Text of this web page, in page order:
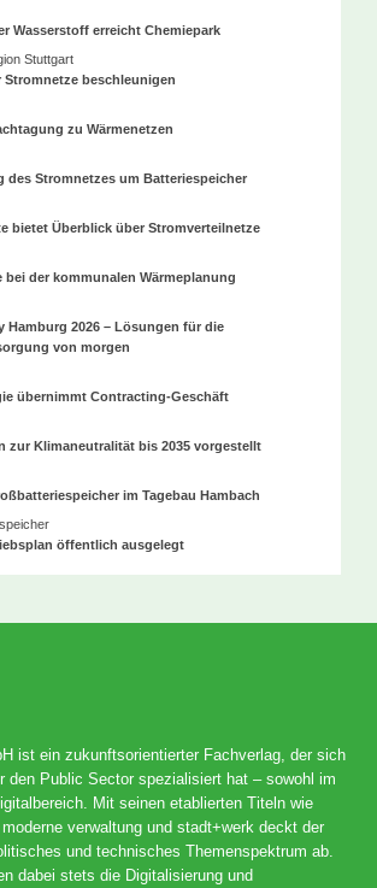
Wasserstoff erreicht Chemiepark
Stuttgart
Stromnetze beschleunigen
zu Wärmenetzen
des Stromnetzes um Batteriespeicher
bietet Überblick über Stromverteilnetze
bei der kommunalen Wärmeplanung
Hamburg 2026 – Lösungen für die
von morgen
übernimmt Contracting-Geschäft
zur Klimaneutralität bis 2035 vorgestellt
im Tagebau Hambach
öffentlich ausgelegt
ist ein zukunftsorientierter Fachverlag, der sich
den Public Sector spezialisiert hat – sowohl im
Mit seinen etablierten Titeln wie
verwaltung und stadt+werk deckt der
und technisches Themenspektrum ab.
dabei stets die Digitalisierung und